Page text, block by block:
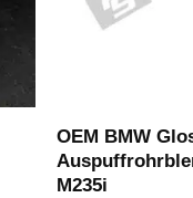
OEM BMW
M235i